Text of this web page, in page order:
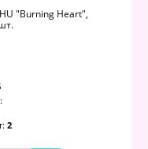
"Burning Heart",
2